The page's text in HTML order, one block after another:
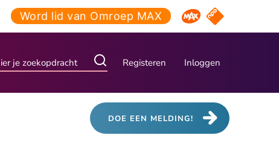
Word lid van Omroep MAX Omroep MAX
NPO Start
Registeren Inloggen
DOE EEN MELDING!